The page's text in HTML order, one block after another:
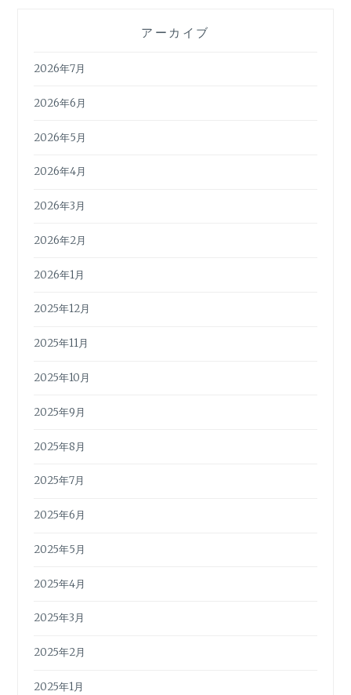
アーカイブ
2026年7月
2026年6月
2026年5月
2026年4月
2026年3月
2026年2月
2026年1月
2025年12月
2025年11月
2025年10月
2025年9月
2025年8月
2025年7月
2025年6月
2025年5月
2025年4月
2025年3月
2025年2月
2025年1月